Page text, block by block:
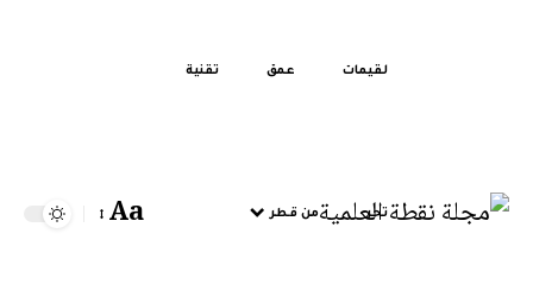
لقيمات عمق تقنية
تحر من قطر Aa